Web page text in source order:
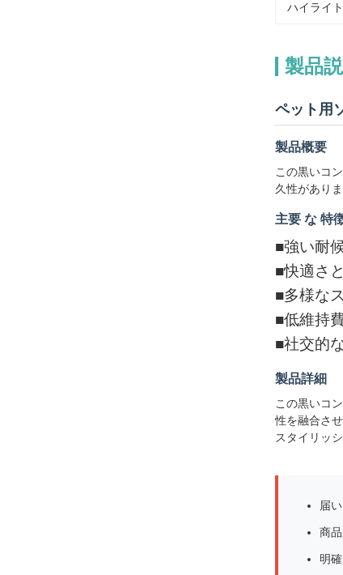
ハイライ
製品
ペット用
製品概要
この黒いコ
久性があり
主要 な 特
■強い耐
■快適さ
■多様な
■低維持
■社交的
製品詳細
この黒いコ
性を融合さ
スタイリッ
届
商
明